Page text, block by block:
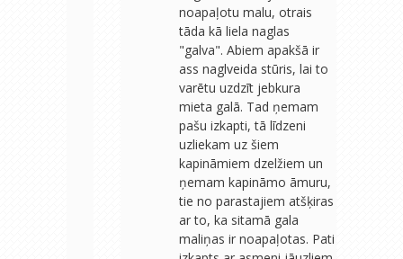
noapaļotu malu, otrais
tāda kā liela naglas
"galva". Abiem apakšā ir
ass naglveida stūris, lai to
varētu uzdzīt jebkura
mieta galā. Tad ņemam
pašu izkapti, tā līdzeni
uzliekam uz šiem
kapināmiem dzelžiem un
ņemam kapināmo āmuru,
tie no parastajiem atšķiras
ar to, ka sitamā gala
maliņas ir noapaļotas. Pati